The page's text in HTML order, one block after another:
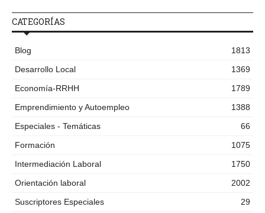
CATEGORÍAS
Blog
1813
Desarrollo Local
1369
Economía-RRHH
1789
Emprendimiento y Autoempleo
1388
Especiales - Temáticas
66
Formación
1075
Intermediación Laboral
1750
Orientación laboral
2002
Suscriptores Especiales
29